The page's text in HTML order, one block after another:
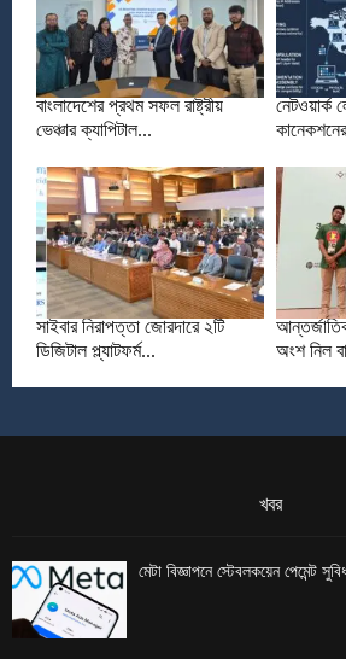
বাংলাদেশের প্রথম সফল রাষ্ট্রীয়
ভেঞ্চার ক্যাপিটাল...
নেটওয়ার্ক
সাইবার নিরাপত্তা জোরদারে ২টি
ডিজিটাল প্ল্যাটফর্ম...
অংশ নিল
খবর
মেটা বিজ্ঞাপনে স্টেবলকয়েন পেমেন্ট